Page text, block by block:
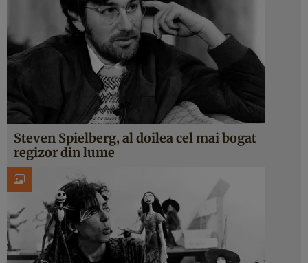
Steven Spielberg, al doilea cel mai bogat
regizor din lume